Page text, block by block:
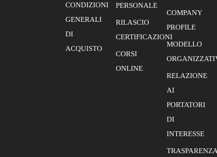
CONDIZIONI
GENERALI
DI
ACQUISTO
PERSONALE
RILASCIO
CERTIFICAZIONI
CORSI
ONLINE
COMPANY
PROFILE
MODELLO
RELAZIONE
AI
PORTATORI
DI
INTERESSE